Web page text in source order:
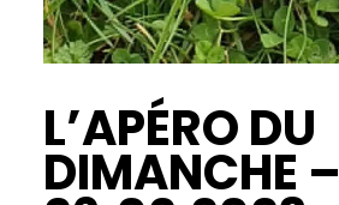
L’APÉRO DU
DIMANCHE –